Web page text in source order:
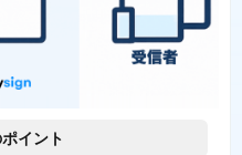
イント